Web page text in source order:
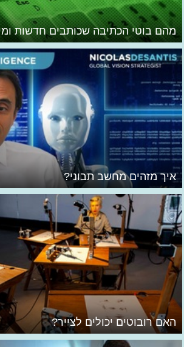
מהם בוטי הכתיבה שכותבים חדשות
איך מזהים מחשב תבוני?
האם רובוטים יכולים לצייר?